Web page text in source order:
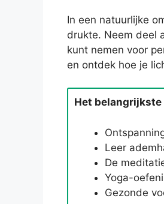
In een natuurlijke
drukte. Neem deel
kunt nemen voor
en ontdek hoe je
Het belangrijkste
Leer
De
Yoga-
Gezonde